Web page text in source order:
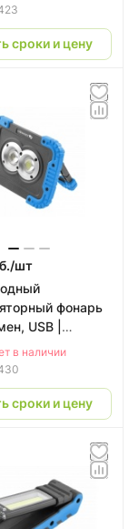
сроки и цену
шт
фонарь
USB |
в наличии
сроки и цену